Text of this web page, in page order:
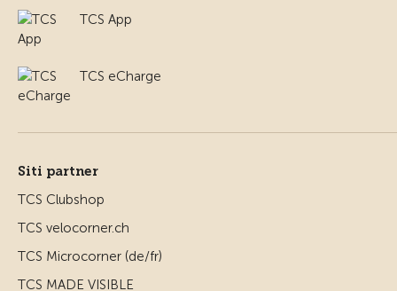
TCS App
TCS eCharge
Siti partner
TCS Clubshop
TCS velocorner.ch
TCS Microcorner (de/fr)
TCS MADE VISIBLE